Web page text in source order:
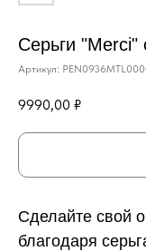
Серьги "Merci"
Артикул:
9990,00 ₽
Сделайте свой
благодаря